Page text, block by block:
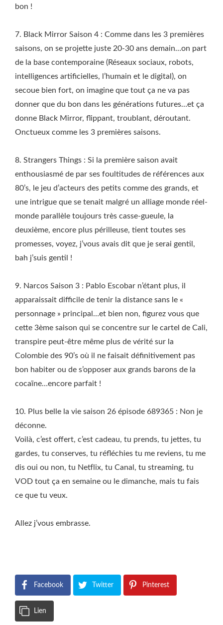
bon !
7. Black Mirror Saison 4 : Comme dans les 3 premières
saisons, on se projette juste 20-30 ans demain…on part
de la base contemporaine (Réseaux sociaux, robots,
intelligences artificielles, l’humain et le digital), on
secoue bien fort, on imagine que tout ça ne va pas
donner que du bon dans les générations futures…et ça
donne Black Mirror, flippant, troublant, déroutant.
Onctueux comme les 3 premières saisons.
8. Strangers Things : Si la première saison avait
enthousiasmé de par ses foultitudes de références aux
80’s, le jeu d’acteurs des petits comme des grands, et
une intrigue que se tenait malgré un alliage monde réel-
monde parallèle toujours très casse-gueule, la
deuxième, encore plus périlleuse, tient toutes ses
promesses, voyez, j’vous avais dit que je serai gentil,
bah j’suis gentil !
9. Narcos Saison 3 : Pablo Escobar n’étant plus, il
apparaissait difficile de tenir la distance sans le «
personnage » principal…et bien non, figurez vous que
cette 3ème saison qui se concentre sur le cartel de Cali,
transpire peut-être même plus de vérité sur la
Colombie des 90’s où il ne faisait définitivement pas
bon habiter ou de s’opposer aux grands barons de la
cocaïne…encore parfait !
10. Plus belle la vie saison 26 épisode 689365 : Non je
déconne.
Voilà, c’est offert, c’est cadeau, tu prends, tu jettes, tu
gardes, tu conserves, tu réfléchies tu me reviens, tu me
dis oui ou non, tu Netflix, tu Canal, tu streaming, tu
VOD tout ça en semaine ou le dimanche, mais tu fais
ce que tu veux.
Allez j’vous embrasse.
Facebook Twitter Pinterest
Lien